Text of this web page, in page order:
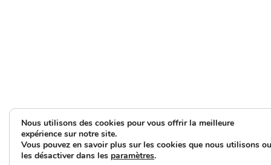
Nous utilisons des cookies pour vous offrir la meilleure
expérience sur notre site.
Vous pouvez en savoir plus sur les cookies que nous utilisons ou
les désactiver dans les paramètres.